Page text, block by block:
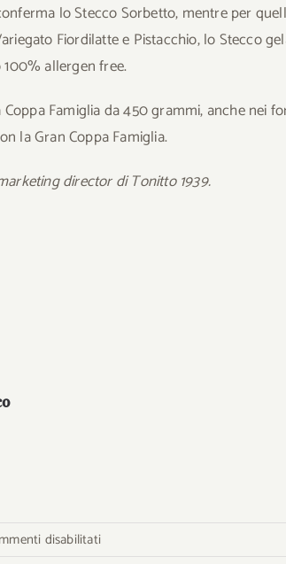
lo Stecco Sorbetto, mentre per
Fiordilatte e Pistacchio, lo Stecco
allergen free.
Coppa Famiglia da 450 grammi, anche nei
la Gran Coppa Famiglia.
director di Tonitto 1939.
disabilitatisu